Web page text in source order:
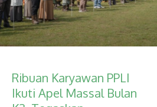
Ribuan Karyawan PPLI
Ikuti Apel Massal Bulan